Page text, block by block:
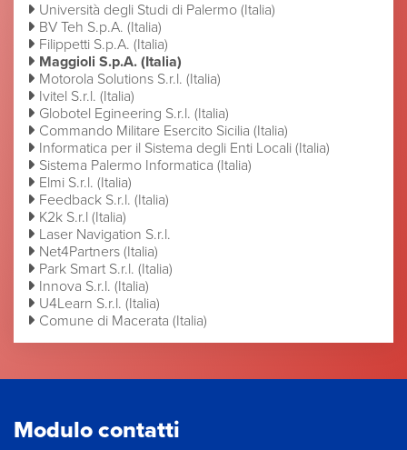
Università degli Studi di Palermo (Italia)
BV Teh S.p.A. (Italia)
Filippetti S.p.A. (Italia)
Maggioli S.p.A. (Italia)
Motorola Solutions S.r.l. (Italia)
Ivitel S.r.l. (Italia)
Globotel Egineering S.r.l. (Italia)
Commando Militare Esercito Sicilia (Italia)
Informatica per il Sistema degli Enti Locali (Italia)
Sistema Palermo Informatica (Italia)
Elmi S.r.l. (Italia)
Feedback S.r.l. (Italia)
K2k S.r.l (Italia)
Laser Navigation S.r.l.
Net4Partners (Italia)
Park Smart S.r.l. (Italia)
Innova S.r.l. (Italia)
U4Learn S.r.l. (Italia)
Comune di Macerata (Italia)
Modulo contatti